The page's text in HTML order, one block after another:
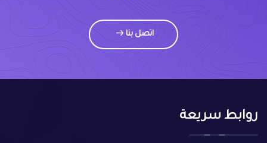
اتصل بنا
روابط سريعة